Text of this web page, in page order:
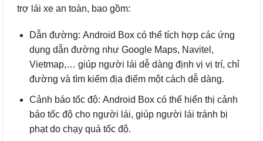
trợ lái xe an toàn, bao gồm:
Dẫn đường: Android Box có thể tích hợp các ứng
dụng dẫn đường như Google Maps, Navitel,
Vietmap,… giúp người lái dễ dàng định vị vị trí, chỉ
đường và tìm kiếm địa điểm một cách dễ dàng.
Cảnh báo tốc độ: Android Box có thể hiển thị cảnh
báo tốc độ cho người lái, giúp người lái tránh bị
phạt do chạy quá tốc độ.